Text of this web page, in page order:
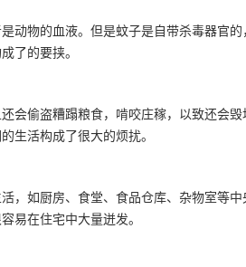
动物的血液。但是蚊子是自带杀毒器官
了的要挟。
会偷盗糟蹋粮食，啃咬庄稼，以致还会
生活构成了很大的烦扰。
，如厨房、食堂、食品仓库、杂物室等
易在住宅中大量迸发。